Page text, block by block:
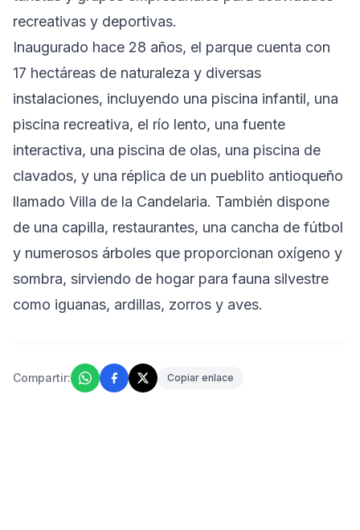
recreativas y deportivas.
Inaugurado hace 28 años, el parque cuenta con
17 hectáreas de naturaleza y diversas
instalaciones, incluyendo una piscina infantil, una
piscina recreativa, el río lento, una fuente
interactiva, una piscina de olas, una piscina de
clavados, y una réplica de un pueblito antioqueño
llamado Villa de la Candelaria. También dispone
de una capilla, restaurantes, una cancha de fútbol
y numerosos árboles que proporcionan oxígeno y
sombra, sirviendo de hogar para fauna silvestre
como iguanas, ardillas, zorros y aves.
Compartir: Copiar enlace